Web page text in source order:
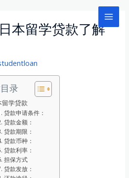
Main
本留学贷款了解
录
留学贷款
贷款申请条件：
贷款金额：
贷款期限：
贷款币种：
贷款利率：
担保方式
贷款发放：